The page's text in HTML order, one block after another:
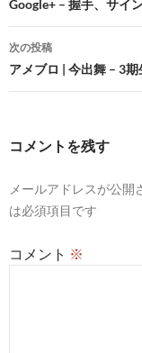
稿
ナ
ビ
ゲ
ョ
Google+ – 握手、サイ
次の投稿
アメブロ | 今出舞 – 3期
コメントを残す
メールアドレスが公開
は必須項目です
コメント ※